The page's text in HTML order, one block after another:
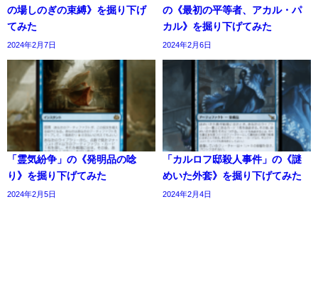
の場しのぎの束縛》を掘り下げ
てみた
2024年2月7日
の《最初の平等者、アカル・パ
カル》を掘り下げてみた
2024年2月6日
「霊気紛争」の《発明品の唸
り》を掘り下げてみた
2024年2月5日
「カルロフ邸殺人事件」の《謎
めいた外套》を掘り下げてみた
2024年2月4日